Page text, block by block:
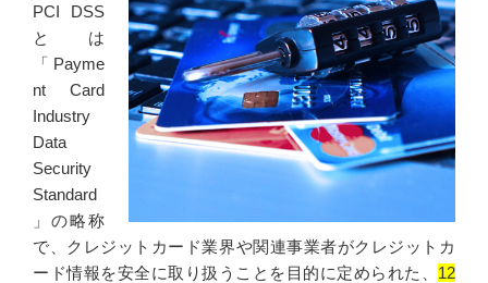
PCI DSS
とは
「Payme
nt Card
Industry
Data
Security
Standard
」の略称
で、クレジットカード業界や関連事業者がクレジットカ
ード情報を安全に取り扱うことを目的に定められた、 12